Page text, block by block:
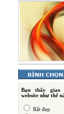
Bạn thấy giao
website như thế
Rất đẹp